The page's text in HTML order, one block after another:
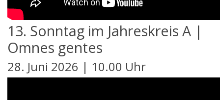
13. Sonntag im Jahreskreis A |
Omnes gentes
28. Juni 2026 | 10.00 Uhr